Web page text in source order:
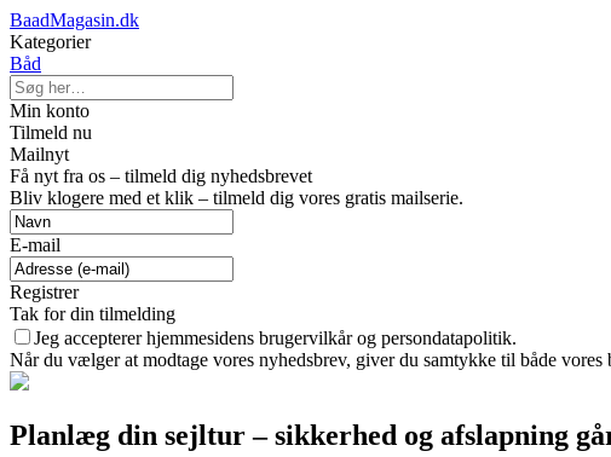
BaadMagasin.dk
Kategorier
Båd
Min konto
Tilmeld nu
Mailnyt
Få nyt fra os – tilmeld dig nyhedsbrevet
Bliv klogere med et klik – tilmeld dig vores gratis mailserie.
E-mail
Registrer
Tak for din tilmelding
Jeg accepterer hjemmesidens brugervilkår og persondatapolitik.
Når du vælger at modtage vores nyhedsbrev, giver du samtykke til både
Planlæg din sejltur – sikkerhed og afslapning